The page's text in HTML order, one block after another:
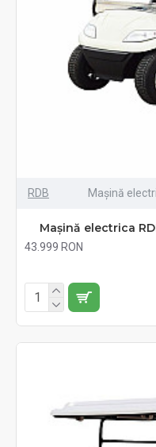
RDB Mașină
Mașină electrica
43.999 RON